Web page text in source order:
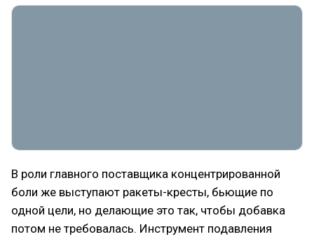
В роли главного поставщика концентрированной
боли же выступают ракеты-кресты, бьющие по
одной цели, но делающие это так, чтобы добавка
потом не требовалась. Инструмент подавления